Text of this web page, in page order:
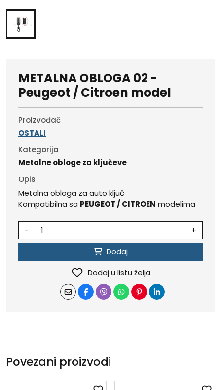
METALNA OBLOGA 02 -
Peugeot / Citroen model
Proizvođač
OSTALI
Kategorija
Metalne obloge za ključeve
Opis
Metalna obloga za auto ključ
Kompatibilna sa PEUGEOT / CITROEN modelima
- +
Dodaj
Dodaj u listu želja
Povezani proizvodi